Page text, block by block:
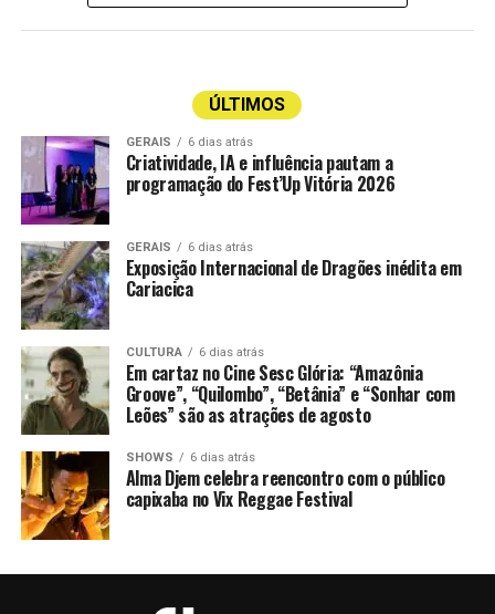
ÚLTIMOS
GERAIS 6 dias atrás
Criatividade, IA e influência pautam a
programação do Fest’Up Vitória 2026
GERAIS 6 dias atrás
Exposição Internacional de Dragões inédita em
Cariacica
CULTURA 6 dias atrás
Em cartaz no Cine Sesc Glória: “Amazônia
Groove”, “Quilombo”, “Betânia” e “Sonhar com
Leões” são as atrações de agosto
SHOWS 6 dias atrás
Alma Djem celebra reencontro com o público
capixaba no Vix Reggae Festival